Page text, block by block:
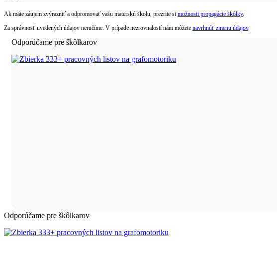
Ak máte záujem zvýrazniť a odpromovať vašu materskú školu, prezrite si možnosti propagácie škôlky.
Za správnosť uvedených údajov neručíme. V prípade nezrovnalostí nám môžete navrhnúť zmenu údajov.
Odporúčame pre škôlkarov
Odporúčame pre škôlkarov